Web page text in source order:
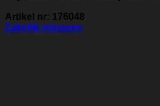
Artikel nr: 176048
Zakelijk inloggen